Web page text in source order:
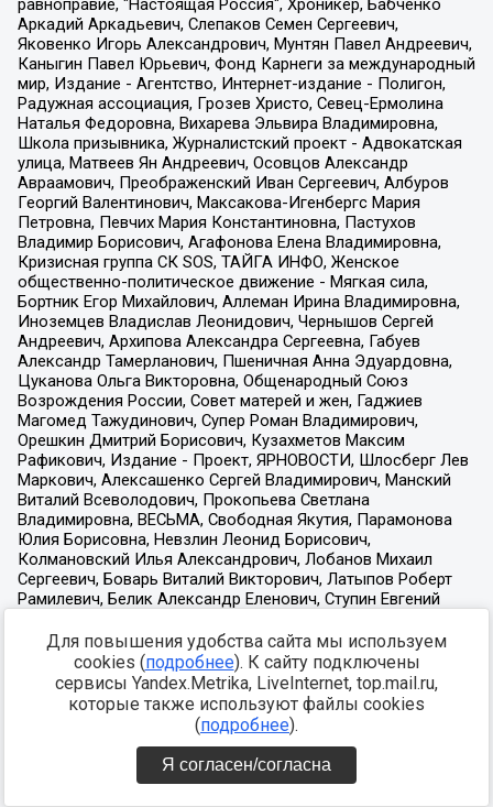
Для повышения удобства сайта мы используем
cookies (подробнее). К сайту подключены
сервисы Yandex.Metrika, LiveInternet, top.mail.ru,
которые также используют файлы cookies
(подробнее).
Я согласен/согласна